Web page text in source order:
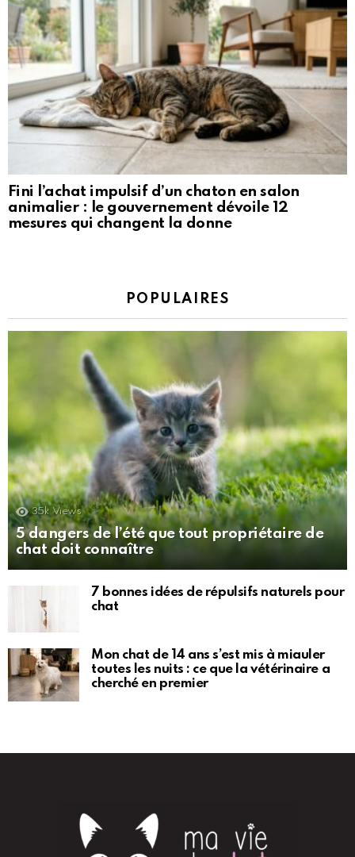
Fini l’achat impulsif d’un chaton en salon
animalier : le gouvernement dévoile 12
mesures qui changent la donne
POPULAIRES
35k Views
5 dangers de l’été que tout propriétaire de
chat doit connaître
7 bonnes idées de répulsifs naturels pour
chat
Mon chat de 14 ans s’est mis à miauler
toutes les nuits : ce que la vétérinaire a
cherché en premier